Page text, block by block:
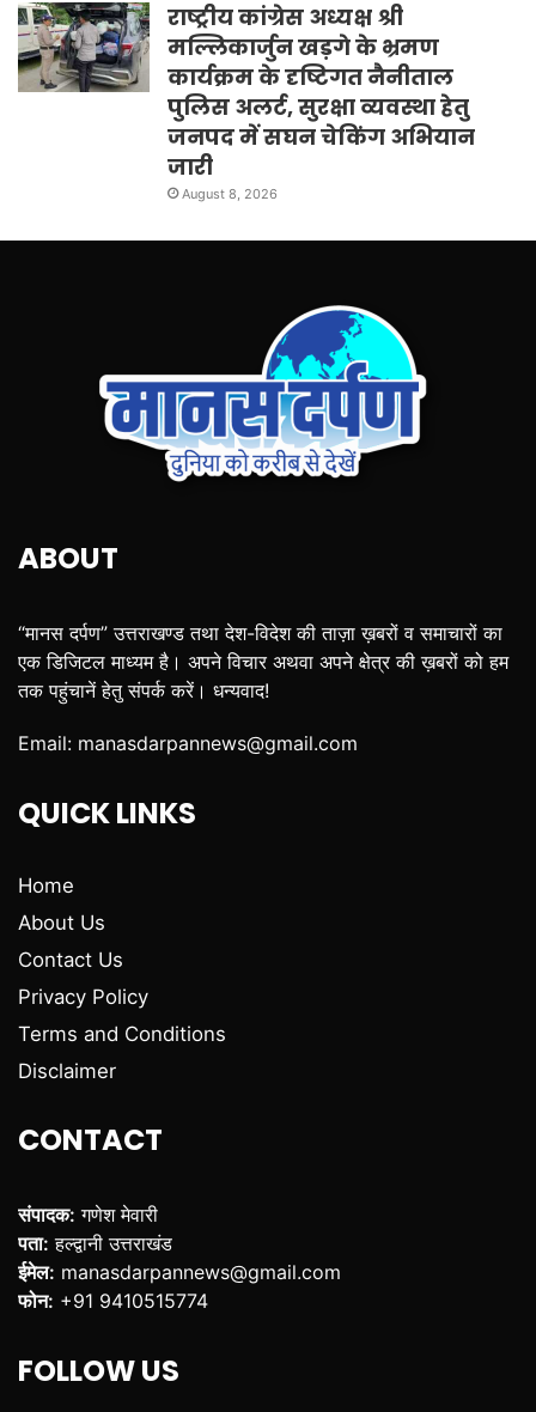
राष्ट्रीय कांग्रेस अध्यक्ष श्री
मल्लिकार्जुन खड़गे के भ्रमण
कार्यक्रम के दृष्टिगत नैनीताल
पुलिस अलर्ट, सुरक्षा व्यवस्था हेतु
जनपद में सघन चेकिंग अभियान
जारी
August 8, 2026
ABOUT
“मानस दर्पण” उत्तराखण्ड तथा देश-विदेश की ताज़ा ख़बरों व समाचारों का
एक डिजिटल माध्यम है। अपने विचार अथवा अपने क्षेत्र की ख़बरों को हम
तक पहुंचानें हेतु संपर्क करें। धन्यवाद!
Email: manasdarpannews@gmail.com
QUICK LINKS
Home
About Us
Contact Us
Privacy Policy
Terms and Conditions
Disclaimer
CONTACT
संपादक: गणेश मेवारी
पता: हल्द्वानी उत्तराखंड
ईमेल: manasdarpannews@gmail.com
फोन: +91 9410515774
FOLLOW US